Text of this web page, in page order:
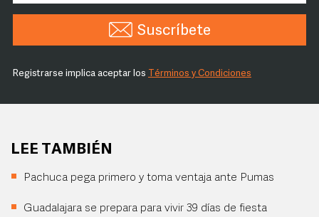
Suscríbete
Registrarse implica aceptar los Términos y Condiciones
LEE TAMBIÉN
Pachuca pega primero y toma ventaja ante Pumas
Guadalajara se prepara para vivir 39 días de fiesta